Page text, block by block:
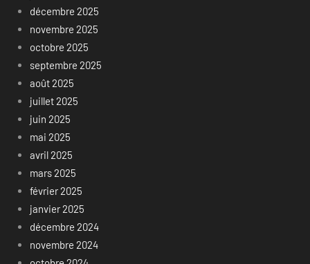
décembre 2025
novembre 2025
octobre 2025
septembre 2025
août 2025
juillet 2025
juin 2025
mai 2025
avril 2025
mars 2025
février 2025
janvier 2025
décembre 2024
novembre 2024